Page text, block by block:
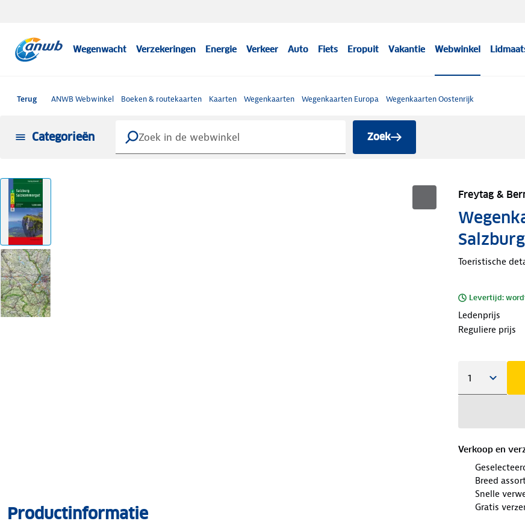
Wegenwacht Verzekeringen Energie Verkeer Auto Fiets Eropuit Vakantie Webwinkel
Terug ANWB Webwinkel Boeken & routekaarten Kaarten Wegenkaarten Wegenkaarten Europa Wegenkaarten Oostenrijk
Categorieën Zoek
Freytag &
Toeristische
Levertijd:
Ledenprijs
Reguliere prijs
Verkoop en
Breed
Snelle
Gratis
Productinformatie